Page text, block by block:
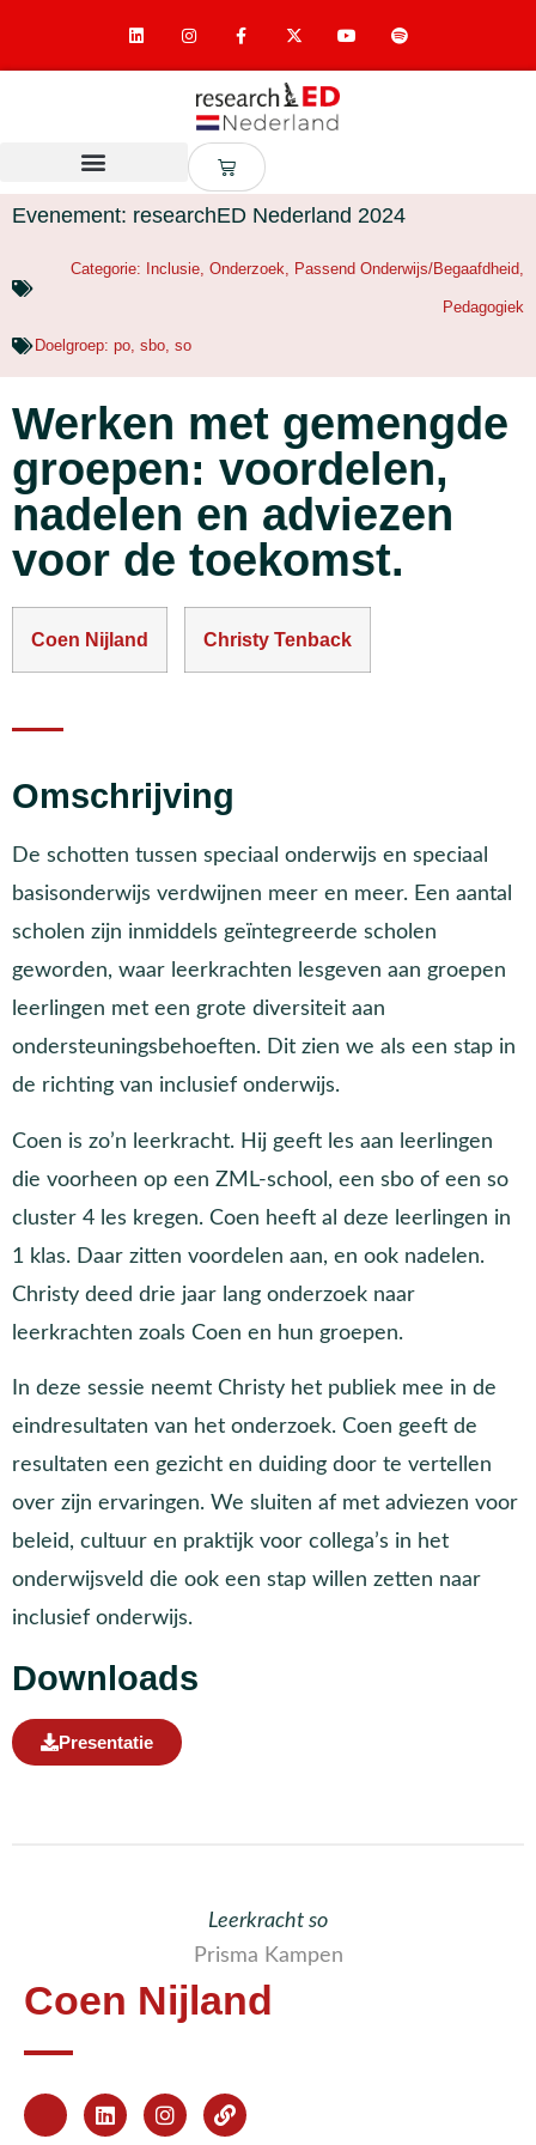
Evenement: researchED Nederland 2024
Categorie: Inclusie Onderzoek Passend Onderwijs/Begaafdheid
Pedagogiek
Doelgroep: po sbo so
Werken met gemengde
groepen: voordelen,
nadelen en adviezen
voor de toekomst.
Coen Nijland Christy Tenback
Omschrijving
De schotten tussen speciaal onderwijs en speciaal
basisonderwijs verdwijnen meer en meer. Een aantal
scholen zijn inmiddels geïntegreerde scholen
geworden, waar leerkrachten lesgeven aan groepen
leerlingen met een grote diversiteit aan
ondersteuningsbehoeften. Dit zien we als een stap in
de richting van inclusief onderwijs.
Coen is zo’n leerkracht. Hij geeft les aan leerlingen
die voorheen op een ZML-school, een sbo of een so
cluster 4 les kregen. Coen heeft al deze leerlingen in
1 klas. Daar zitten voordelen aan, en ook nadelen.
Christy deed drie jaar lang onderzoek naar
leerkrachten zoals Coen en hun groepen.
In deze sessie neemt Christy het publiek mee in de
eindresultaten van het onderzoek. Coen geeft de
resultaten een gezicht en duiding door te vertellen
over zijn ervaringen. We sluiten af met adviezen voor
beleid, cultuur en praktijk voor collega’s in het
onderwijsveld die ook een stap willen zetten naar
inclusief onderwijs.
Downloads
Presentatie
Leerkracht so
Prisma Kampen
Coen Nijland